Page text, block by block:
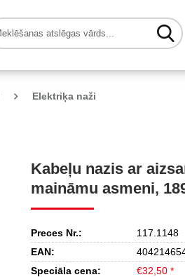
Elektriķa naži
Kabeļu nazis ar
maināmu asmeni,
Preces Nr.:
117.1148
EAN:
Speciāla cena:
€32,50 *